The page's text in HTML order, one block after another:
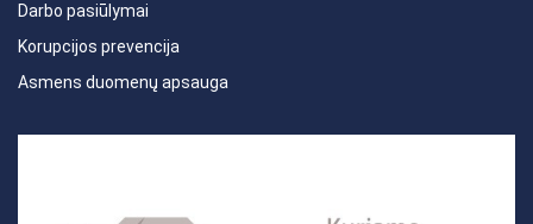
Darbo pasiūlymai
Korupcijos prevencija
Asmens duomenų apsauga